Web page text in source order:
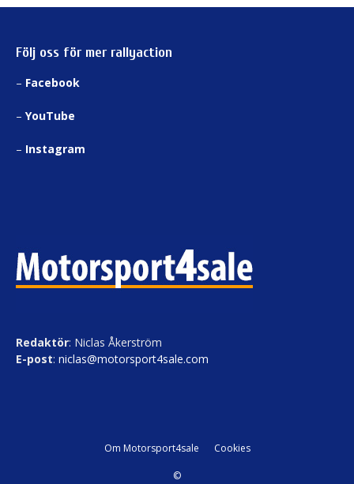
Följ oss för mer rallyaction
– Facebook
– YouTube
– Instagram
Redaktör: Niclas Åkerström
E-post: niclas@motorsport4sale.com
Om Motorsport4sale Cookies
©